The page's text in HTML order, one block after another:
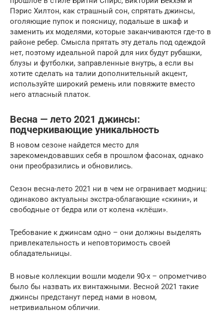
Пэрис Хилтон, как страшный сон, спрятать джинсы,
оголяющие пупок и поясницу, подальше в шкаф и
заменить их моделями, которые заканчиваются где-то в
районе ребер. Смысла прятать эту деталь под одеждой
нет, поэтому идеальной парой для них будут рубашки,
блузы и футболки, заправленные внутрь, а если вы
хотите сделать на талии дополнительный акцент,
используйте широкий ремень или повяжите вместо
него атласный платок.
Весна — лето 2021 джинсы:
подчеркивающие уникальность
В новом сезоне найдется место для
зарекомендовавших себя в прошлом фасонах, однако
они преобразились и обновились.
Сезон весна-лето 2021 ни в чем не огранивает модниц:
одинаково актуальны экстра-облагающие «скини», и
свободные от бедра или от колена «клёши».
Требование к джинсам одно – они должны выделять
привлекательность и неповторимость своей
обладательницы.
В новые коллекции вошли модели 90-х – опрометчиво
было бы назвать их винтажными. Весной 2021 такие
джинсы предстанут перед нами в новом,
нетривиальном обличии.